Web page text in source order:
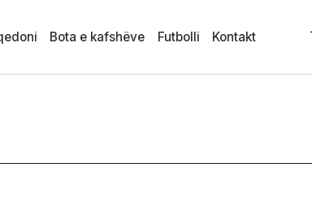
Bota e kafshëve Futbolli Kontakt